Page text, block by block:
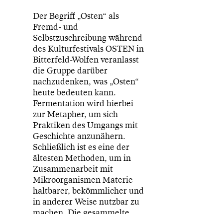
Der Begriff „Osten“ als
Fremd- und
Selbstzuschreibung während
des Kulturfestivals OSTEN in
Bitterfeld-Wolfen veranlasst
die Gruppe darüber
nachzudenken, was „Osten“
heute bedeuten kann.
Fermentation wird hierbei
zur Metapher, um sich
Praktiken des Umgangs mit
Geschichte anzunähern.
Schließlich ist es eine der
ältesten Methoden, um in
Zusammenarbeit mit
Mikroorganismen Materie
haltbarer, bekömmlicher und
in anderer Weise nutzbar zu